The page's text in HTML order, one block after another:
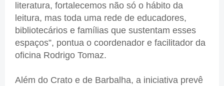
literatura, fortalecemos não só o hábito da
leitura, mas toda uma rede de educadores,
bibliotecários e famílias que sustentam esses
espaços”, pontua o coordenador e facilitador da
oficina Rodrigo Tomaz.
Além do Crato e de Barbalha, a iniciativa prevê